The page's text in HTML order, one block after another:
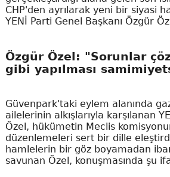
CHP'den ayrılarak yeni bir siyasi
YENİ Parti Genel Başkanı Özgür
Özgür Özel: "Sorunlar
gibi yapılması
Güvenpark'taki eylem alanında
ailelerinin alkışlarıyla karşılanan
Özel, hükümetin Meclis
düzenlemeleri sert bir dille
hamlelerin bir göz boyamadan
savunan Özel, konuşmasında şu